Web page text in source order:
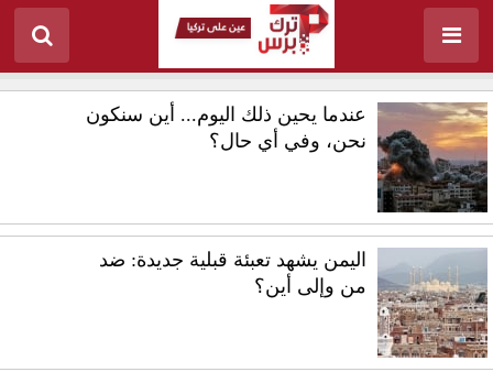
عندما يحين ذلك اليوم... أين سنكون
نحن، وفي أي حال؟
اليمن يشهد تعبئة قبلية جديدة: ضد
من وإلى أين؟